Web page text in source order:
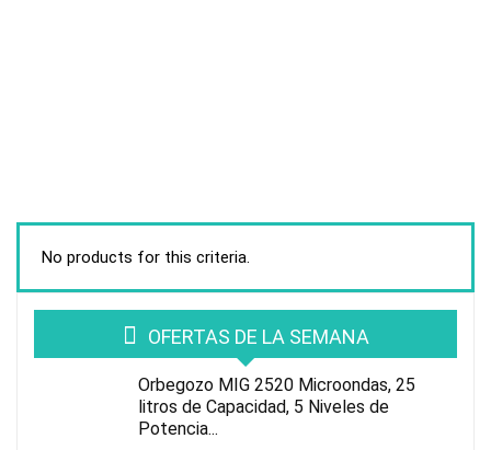
No products for this criteria.
OFERTAS DE LA SEMANA
Orbegozo MIG 2520 Microondas, 25
litros de Capacidad, 5 Niveles de
Potencia...